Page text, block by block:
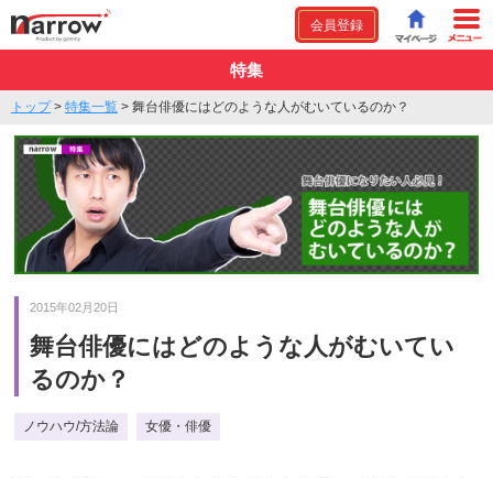
会員登録
特集
トップ> 特集一覧 > 舞台俳優にはどのような人がむいているのか？
2015年02月20日
舞台俳優にはどのような人がむいてい
るのか？
ノウハウ/方法論 女優・俳優